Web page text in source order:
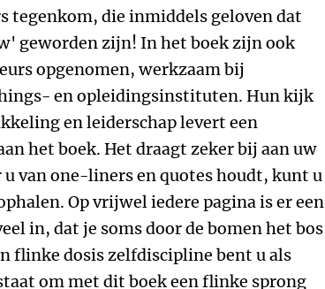
tegenkom, die inmiddels geloven dat
geworden zijn! In het boek zijn ook
opgenomen, werkzaam bij
en opleidingsinstituten. Hun kijk
en leiderschap levert een
het boek. Het draagt zeker bij aan uw
van one-liners en quotes houdt, kunt u
Op vrijwel iedere pagina is er een
in, dat je soms door de bomen het bos
flinke dosis zelfdiscipline bent u als
om met dit boek een flinke sprong